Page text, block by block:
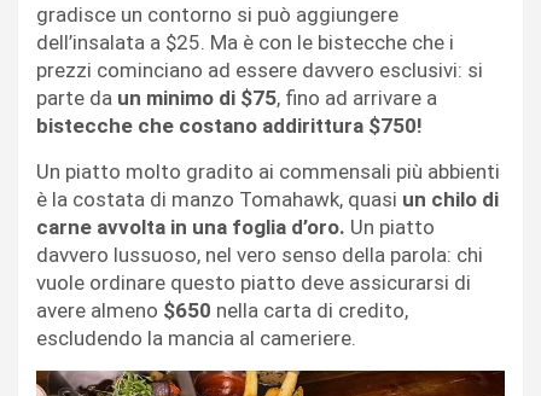
gradisce un contorno si può aggiungere
dell’insalata a $25. Ma è con le bistecche che i
prezzi cominciano ad essere davvero esclusivi: si
parte da un minimo di $75, fino ad arrivare a
bistecche che costano addirittura $750!
Un piatto molto gradito ai commensali più abbienti
è la costata di manzo Tomahawk, quasi un chilo di
carne avvolta in una foglia d’oro. Un piatto
davvero lussuoso, nel vero senso della parola: chi
vuole ordinare questo piatto deve assicurarsi di
avere almeno $650 nella carta di credito,
escludendo la mancia al cameriere.